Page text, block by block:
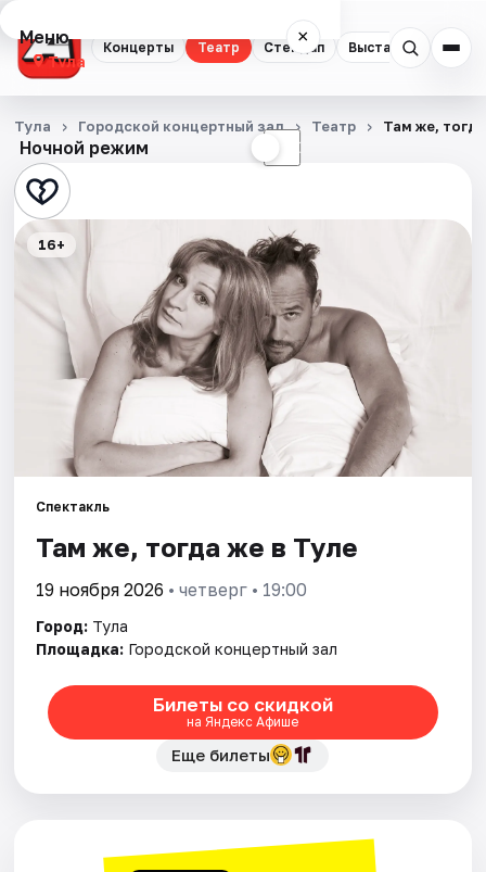
Концерты Театр Стендап Выставки
Меню ×
Тула
Концерты
Театр
Стендап
Выставки
Квесты
Экскурсии
Спорт
События
Города
Площадки
Артисты
Рейтинги
Ночной режим ☾
Тула Городской концертный зал Театр Там же,
16+
Спектакль
Там же, тогда же в Туле
19 ноября 2026 • четверг • 19:00
Город: Тула
Площадка: Городской концертный зал
Билеты со скидкой
на Яндекс Афише
Еще билеты